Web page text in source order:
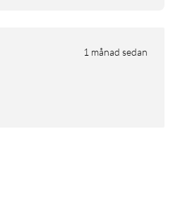
1 månad sedan